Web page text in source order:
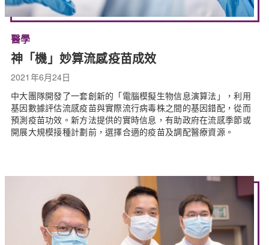
醫學
神「機」妙算流感疫苗成效
2021年6月24日
中大團隊開發了一套創新的「電腦模擬生物信息演算法」，利用
基因數據評估流感疫苗與實際流行病毒株之間的基因錯配，從而
預測疫苗功效。新方法提供的實時信息，有助政府在流感季節或
開展大規模接種計劃前，選擇合適的疫苗及調配醫療資源。